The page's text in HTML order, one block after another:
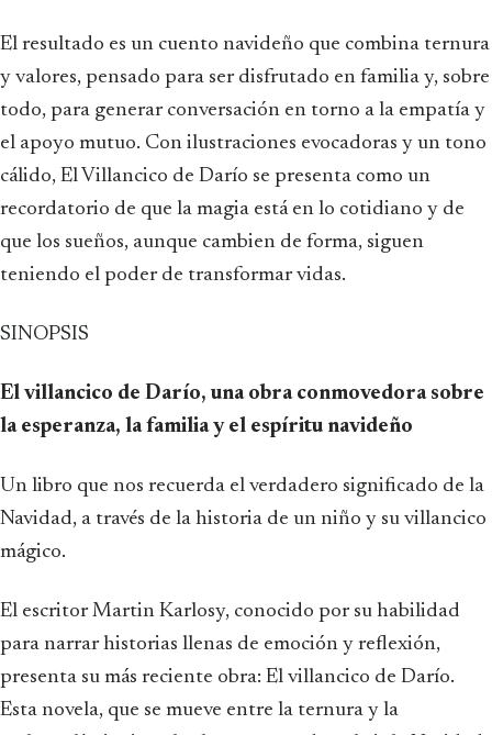
El resultado es un cuento navideño que combina ternura
y valores, pensado para ser disfrutado en familia y, sobre
todo, para generar conversación en torno a la empatía y
el apoyo mutuo. Con ilustraciones evocadoras y un tono
cálido, El Villancico de Darío se presenta como un
recordatorio de que la magia está en lo cotidiano y de
que los sueños, aunque cambien de forma, siguen
teniendo el poder de transformar vidas.
SINOPSIS
El villancico de Darío, una obra conmovedora sobre
la esperanza, la familia y el espíritu navideño
Un libro que nos recuerda el verdadero significado de la
Navidad, a través de la historia de un niño y su villancico
mágico.
El escritor Martin Karlosy, conocido por su habilidad
para narrar historias llenas de emoción y reflexión,
presenta su más reciente obra: El villancico de Darío.
Esta novela, que se mueve entre la ternura y la